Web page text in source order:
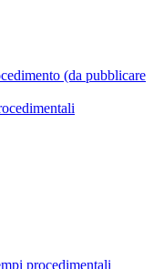
(da pubblicare
procedimentali